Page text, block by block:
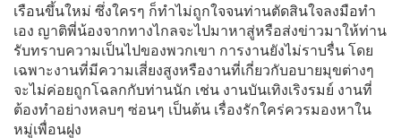
เรือนขึ้นใหม่ ซึ่งใครๆ ก็ทำไม่ถูกใจจนท่านตัดสินใจลงมือทำ
เอง ญาติพี่น้องจากทางไกลจะไปมาหาสู่หรือส่งข่าวมาให้ท่าน
รับทราบความเป็นไปของพวกเขา การงานยังไม่ราบรื่น โดย
เฉพาะงานที่มีความเสี่ยงสูงหรืองานที่เกี่ยวกับอบายมุขต่างๆ
จะไม่ค่อยถูกโฉลกกับท่านนัก เช่น งานบันเทิงเริงรมย์ งานที่
ต้องทำอย่างหลบๆ ซ่อนๆ เป็นต้น เรื่องรักใคร่ควรมองหาใน
หมู่เพื่อนฝูง